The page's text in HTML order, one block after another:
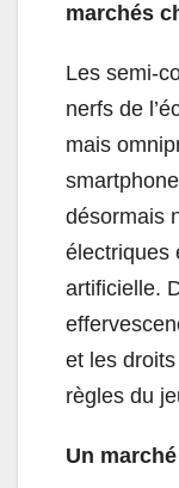
marchés
Les semi-
nerfs de
mais
désormais
électriques
artificielle.
et les
règles du
Un